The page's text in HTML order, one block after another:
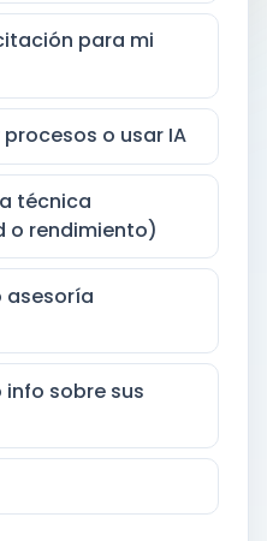
para mi
o usar IA
técnica
o rendimiento)
asesoría
info sobre sus